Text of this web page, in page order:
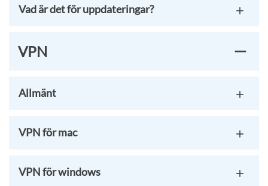
Vad är det för uppdateringar?
VPN
Allmänt
VPN för mac
VPN för windows